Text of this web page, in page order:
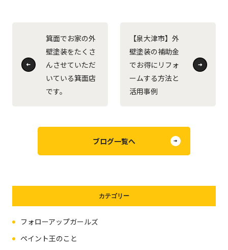
箕面でお家の外
壁塗装をたくさ
んさせていただ
いている箕面店
です。
【泉大津市】外
壁塗装の補助金
でお得にリフォ
ームする方法と
活用事例
ブログ一覧へ
カテゴリー
フォローアップガールズ
ペイント王のこと